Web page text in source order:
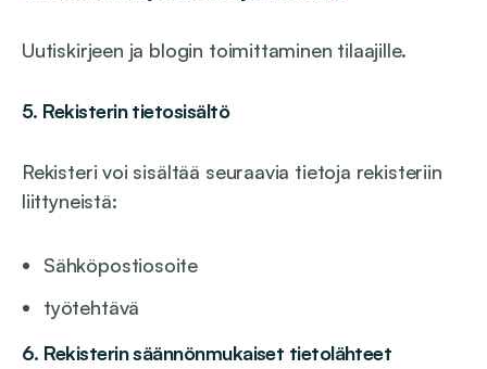
Uutiskirjeen ja blogin toimittaminen tilaajille.
5. Rekisterin tietosisältö
Rekisteri voi sisältää seuraavia tietoja rekisteriin
liittyneistä:
Sähköpostiosoite
työtehtävä
6. Rekisterin säännönmukaiset tietolähteet